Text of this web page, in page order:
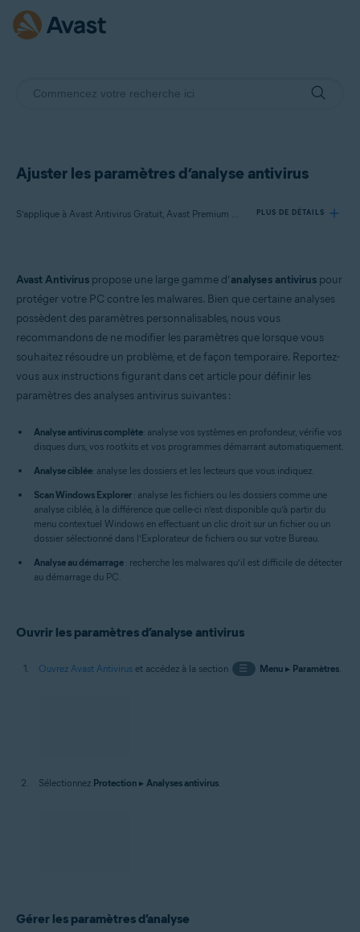
Ajuster les paramètres d’analyse antivirus
S’applique à Avast Antivirus Gratuit, Avast Premium Security PLUS DE DÉTAILS
Produits:
Avast Antivirus Gratuit
Systèmes d'exploitation:
Avast Antivirus propose une large gamme d’analyses antivirus pour
protéger votre PC contre les malwares. Bien que certaine analyses
possèdent des paramètres personnalisables, nous vous
recommandons de ne modifier les paramètres que lorsque vous
souhaitez résoudre un problème, et de façon temporaire. Reportez-
vous aux instructions figurant dans cet article pour définir les
paramètres des analyses antivirus suivantes :
Analyse antivirus complète: analyse vos systèmes en profondeur, vérifie vos
disques durs, vos rootkits et vos programmes démarrant automatiquement.
Analyse ciblée: analyse les dossiers et les lecteurs que vous indiquez.
Scan Windows Explorer : analyse les fichiers ou les dossiers comme une
analyse ciblée, à la différence que celle-ci n’est disponible qu’à partir du
menu contextuel Windows en effectuant un clic droit sur un fichier ou un
dossier sélectionné dans l’Explorateur de fichiers ou sur votre Bureau.
Analyse au démarrage : recherche les malwares qu’il est difficile de détecter
au démarrage du PC.
Ouvrir les paramètres d’analyse antivirus
Ouvrez Avast Antivirus et accédez à la section ☰ Menu▸ Paramètres.
Sélectionnez Protection ▸ Analyses antivirus.
Gérer les paramètres d’analyse